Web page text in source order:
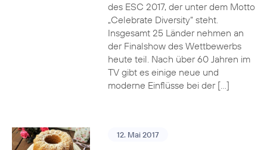
des ESC 2017, der unter dem Motto
„Celebrate Diversity“ steht.
Insgesamt 25 Länder nehmen an
der Finalshow des Wettbewerbs
heute teil. Nach über 60 Jahren im
TV gibt es einige neue und
moderne Einflüsse bei der […]
12. Mai 2017